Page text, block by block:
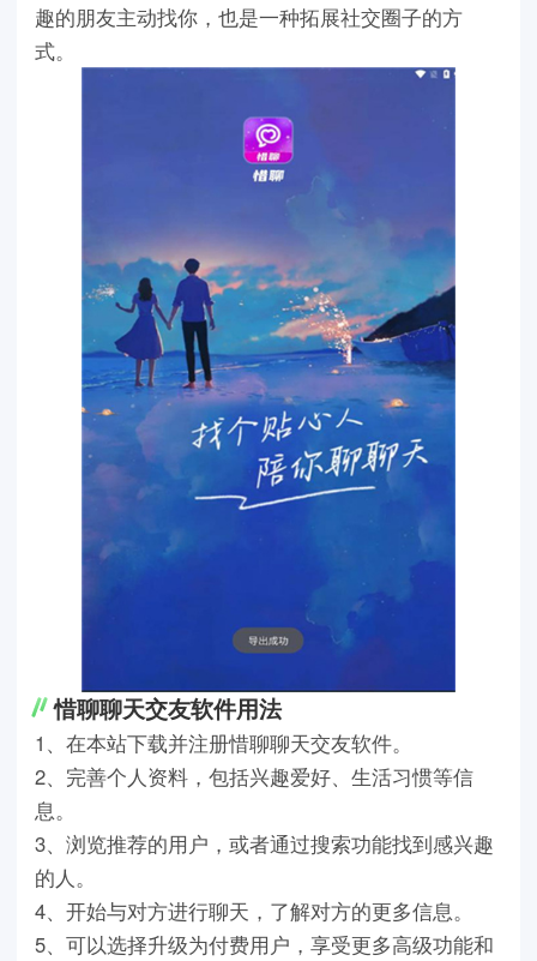
趣的朋友主动找你，也是一种拓展社交圈子的方
式。
惜聊聊天交友软件用法
1、在本站下载并注册惜聊聊天交友软件。
2、完善个人资料，包括兴趣爱好、生活习惯等信
息。
3、浏览推荐的用户，或者通过搜索功能找到感兴趣
的人。
4、开始与对方进行聊天，了解对方的更多信息。
5、可以选择升级为付费用户，享受更多高级功能和